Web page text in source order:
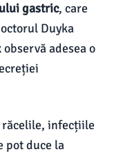
gastric, care
Duyka
adesea o
răcelile, infecțiile
pot duce la